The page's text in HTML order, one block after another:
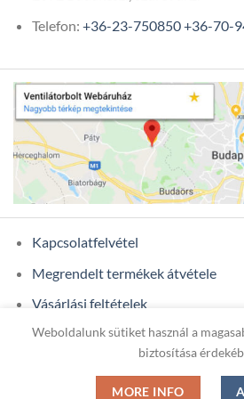
Telefon: +36-23-750850+36-70-
Kapcsolatfelvétel
Megrendelt termékek átvétele
Vásárlási feltételek
Ügyfél adatok
Weboldalunk sütiket használ a
biztosítása
MORE INFO